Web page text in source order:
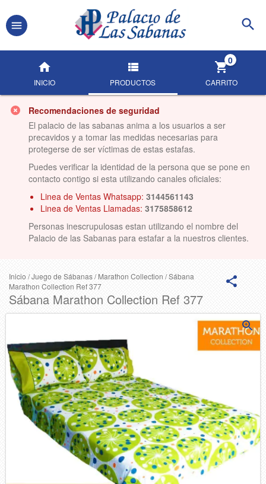
INICIO PRODUCTOS CARRITO
0
Recomendaciones de seguridad
El palacio de las sabanas anima a los usuarios a ser
precavidos y a tomar las medidas necesarias para
protegerse de ser víctimas de estas estafas.
Puedes verificar la identidad de la persona que se pone en
contacto contigo si esta utilizando canales oficiales:
Linea de Ventas Whatsapp: 3144561143
Linea de Ventas Llamadas: 3175858612
Personas inescrupulosas estan utilizando el nombre del
Palacio de las Sabanas para estafar a la nuestros clientes.
Inicio /Juego de Sábanas/Marathon Collection /Sábana
Marathon Collection Ref 377
Sábana Marathon Collection Ref 377